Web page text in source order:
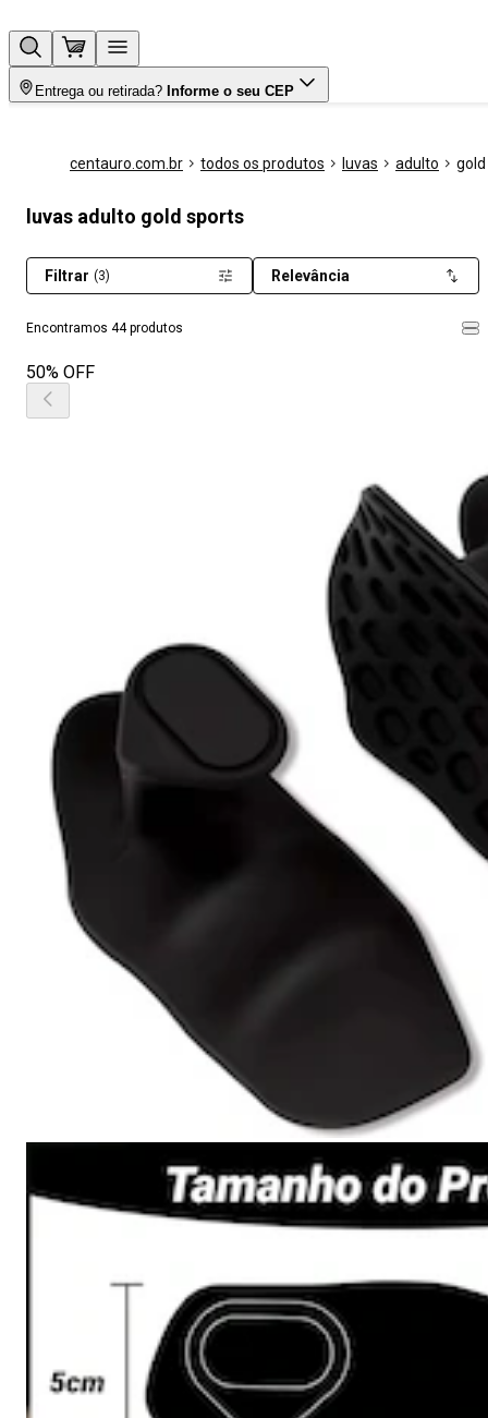
Entrega ou retirada? Informe o seu CEP
centauro.com.br todos os produtos luvas adulto
luvas adulto gold sports
Encontramos 44 produtos
Filtrar (3) Relevância
50% OFF